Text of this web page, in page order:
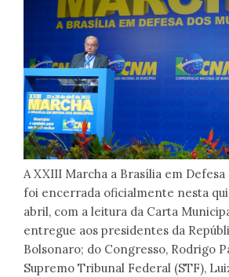
A XXIII Marcha a Brasília em
foi encerrada oficialmente nesta
abril, com a leitura da Carta
entregue aos presidentes da
Bolsonaro; do Congresso, Rodrigo
Supremo Tribunal Federal (STF),